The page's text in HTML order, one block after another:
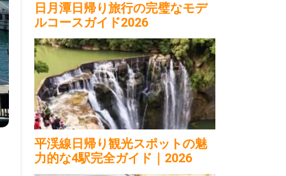
日月潭日帰り旅行の完璧なモデ
ルコースガイド2026
平渓線日帰り観光スポットの魅
力的な4駅完全ガイド｜2026